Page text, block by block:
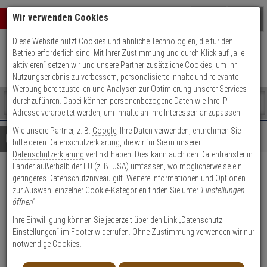
Warenkorb schließen
0 ARTIKEL IM WARENKORB
Ihr Warenkorb ist momentan leer.
Ergebnisse ()
Fertig
Shop
durchsuchen
Bitte
geben
Sie
mindestens
Zeichen
ein,
um
Suche
Es
wurde
noch
Kategorien
Suche
gestartet
+49 (0)821 899 493-0Mo. - Do.: 8:00 - 16:30 | Fr.: 8:00 - 14:00 Uhr
Kontaktservice nutzen
Details Beratung
Abus HLT612 F1 EK
Schutzbeschlag DG, Aluminium
Produktmerkmale
Wir verwenden Cookies
Diese Website nutzt Cookies und ähnliche Technologien, die für den
Betrieb erforderlich sind. Mit Ihrer Zustimmung und durch Klick auf „alle
aktivieren“ setzen wir und unsere Partner zusätzliche Cookies, um Ihr
Nutzungserlebnis zu verbessern, personalisierte Inhalte und relevante
Werbung bereitzustellen und Analysen zur Optimierung unserer Services
durchzuführen. Dabei können personenbezogene Daten wie Ihre IP-
Adresse verarbeitet werden, um Inhalte an Ihre Interessen anzupassen.
Wie unsere Partner, z. B. Google , Ihre Daten verwenden, entnehmen Sie
bitte deren Datenschutzerklärung, die wir für Sie in unserer
Datenschutzerklärung verlinkt haben. Dies kann auch den Datentransfer in
Länder außerhalb der EU (z. B. USA) umfassen, wo möglicherweise ein
geringeres Datenschutzniveau gilt. Weitere Informationen und Optionen
zur Auswahl einzelner Cookie-Kategorien finden Sie unter 'Einstellungen
öffnen'.
Ihre Einwilligung können Sie jederzeit über den Link „Datenschutz
Einstellungen“ im Footer widerrufen. Ohne Zustimmung verwenden wir nur
notwendige Cookies.